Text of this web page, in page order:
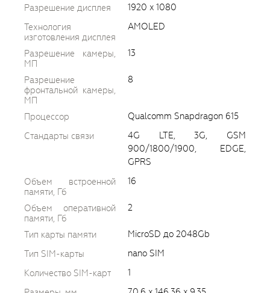
Разрешение дисплея
1920 x 1080
Технология
изготовления дисплея
AMOLED
Разрешение камеры,
МП
13
Разрешение
фронтальной камеры,
МП
8
Процессор
Qualcomm Snapdragon 615
Стандарты связи
4G LTE, 3G, GSM
900/1800/1900, EDGE,
GPRS
Объем встроенной
памяти, Гб
16
Объем оперативной
памяти, Гб
2
Тип карты памяти
MicroSD до 2048Gb
Тип SIM-карты
nano SIM
Количество SIM-карт
1